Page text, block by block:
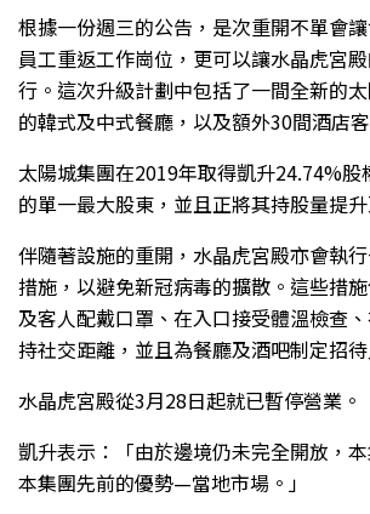
根據一份週三的公告，是次重開不單會
員工重返工作崗位，更可以讓水晶虎宮
行。這次升級計劃中包括了一間全新的
的韓式及中式餐廳，以及額外30間酒店
太陽城集團在2019年取得凱升24.74%股
的單一最大股東，並且正將其持股量提
伴隨著設施的重開，水晶虎宮殿亦會執
措施，以避免新冠病毒的擴散。這些措
及客人配戴口罩、在入口接受體溫檢查
持社交距離，並且為餐廳及酒吧制定招待
水晶虎宮殿從3月28日起就已暫停營業。
凱升表示：「由於邊境仍未完全開放，
本集團先前的優勢—當地市場。」